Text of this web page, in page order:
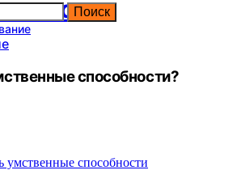
Поиск
способности?